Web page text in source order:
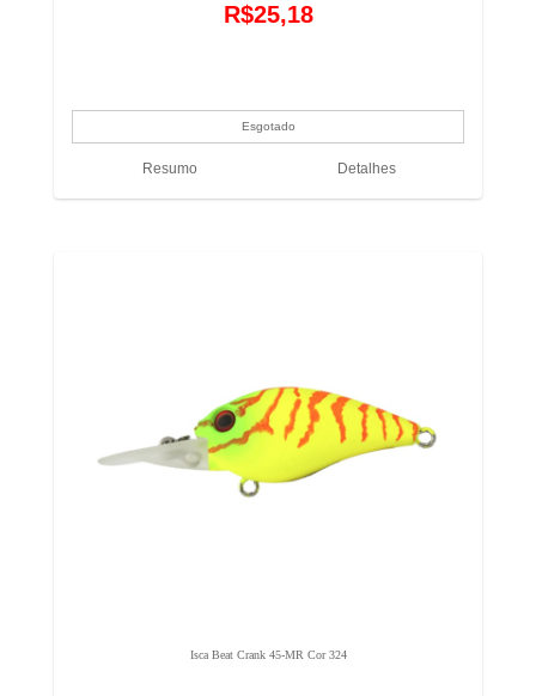
R$25,18
Resumo Detalhes
Isca Beat Crank 45-MR Cor 324